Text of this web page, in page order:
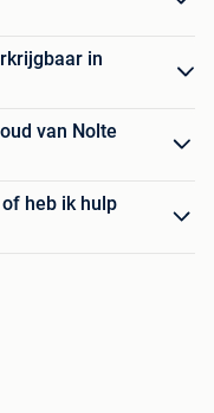
in
van Nolte
heb ik hulp